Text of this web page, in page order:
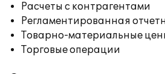
Расчеты с контрагентами
Регламентированная
Товарно-материальные
Торговые операции